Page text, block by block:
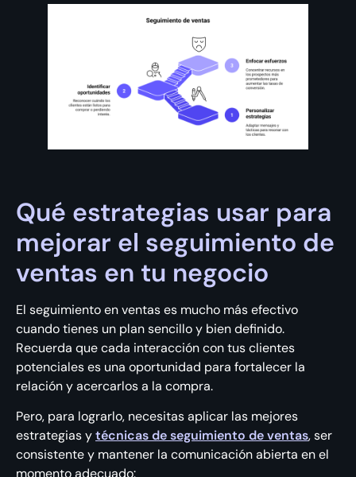
Qué estrategias usar para
mejorar el seguimiento de
ventas en tu negocio
El seguimiento en ventas es mucho más efectivo
cuando tienes un plan sencillo y bien definido.
Recuerda que cada interacción con tus clientes
potenciales es una oportunidad para fortalecer la
relación y acercarlos a la compra.
Pero, para lograrlo, necesitas aplicar las mejores
estrategias ytécnicas de seguimiento de ventas, ser
consistente y mantener la comunicación abierta en el